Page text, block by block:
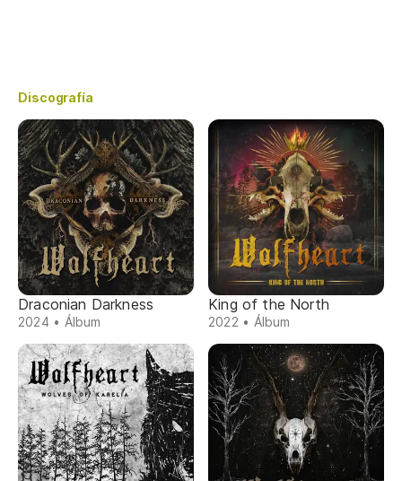
Discografía
Draconian Darkness
2024 • Álbum
King of the North
2022 • Álbum